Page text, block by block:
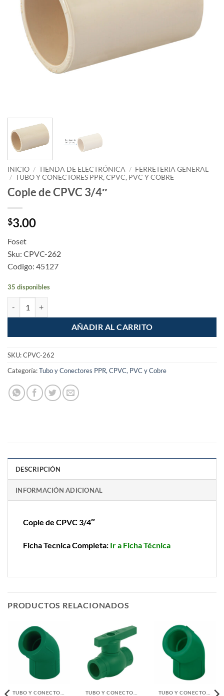
INICIO / TIENDA DE ELECTRÓNICA / FERRETERIA GENERAL
/ TUBO Y CONECTORES PPR, CPVC, PVC Y COBRE
Cople de CPVC 3/4″
$3.00
Foset
Sku: CPVC-262
Codigo: 45127
35 disponibles
AÑADIR AL CARRITO
SKU:CPVC-262
Categoría:Tubo y Conectores PPR, CPVC, PVC y Cobre
DESCRIPCIÓN
INFORMACIÓN ADICIONAL
Cople de CPVC 3/4″
Ficha Tecnica Completa: Ir a Ficha Técnica
PRODUCTOS RELACIONADOS